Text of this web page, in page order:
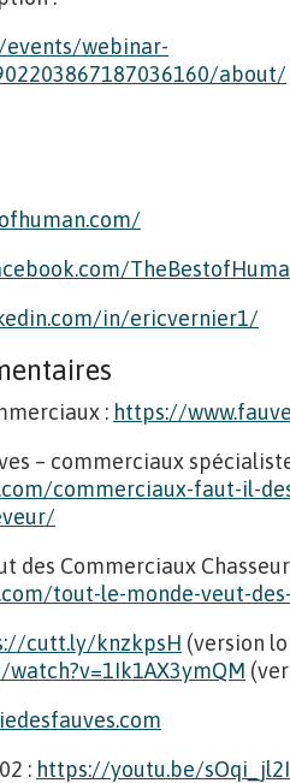
events/webinar-
about/
in/ericvernier1/
: https://
– commerciaux
commerciaux-faut-il-
des Commerciaux
tout-le-monde-veut-
cutt.ly/knzkpsH (version
: https://youtu.be/